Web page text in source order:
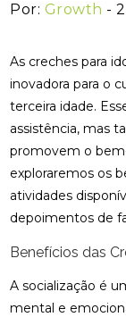
Por: Growth -
As creches para
inovadora para o
terceira idade.
assistência, mas
promovem o
exploraremos os
atividades
depoimentos de
Benefícios das
A socialização é
mental e